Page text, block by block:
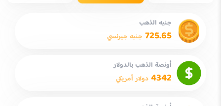
جنيه الذهب
725.65 جنيه جيرنسي
أونصة الذهب بالدولار
4342 دولار أمريكي